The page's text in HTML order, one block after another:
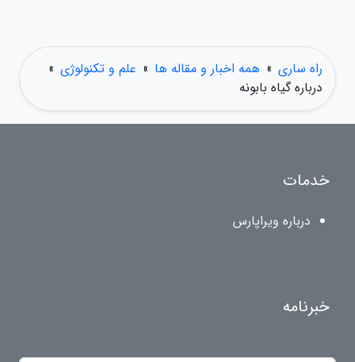
راه ساری » همه اخبار و مقاله ها » علم و تکنولوژی »
درباره گیاه بابونه
خدمات
درباره ویراپارس
خبرنامه